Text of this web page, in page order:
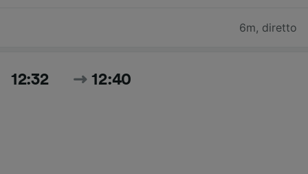
6m, diretto
12:32 12:40